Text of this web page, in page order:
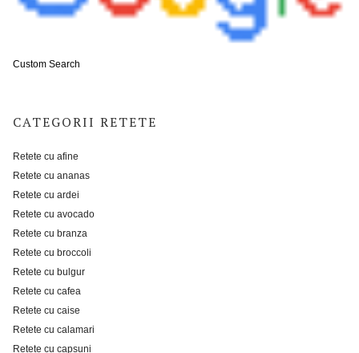
Custom Search
CATEGORII RETETE
Retete cu afine
Retete cu ananas
Retete cu ardei
Retete cu avocado
Retete cu branza
Retete cu broccoli
Retete cu bulgur
Retete cu cafea
Retete cu caise
Retete cu calamari
Retete cu capsuni